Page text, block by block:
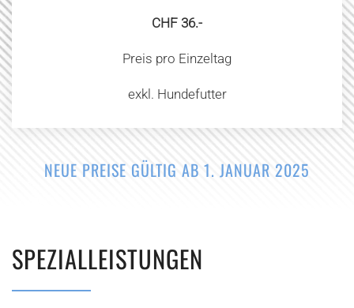
CHF 36.-
Preis pro Einzeltag
exkl. Hundefutter
NEUE PREISE GÜLTIG AB 1. JANUAR 2025
SPEZIALLEISTUNGEN